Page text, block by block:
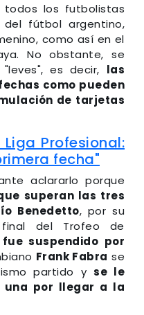
todos los futbolistas
fútbol argentino,
como así en el
No obstante, se
es decir, las
como pueden
de tarjetas
Profesional:
fecha"
aclararlo porque
superan las tres
Benedetto, por su
del Trofeo de
fue suspendido por
Frank Fabra se
partido yse le
una por llegar a la